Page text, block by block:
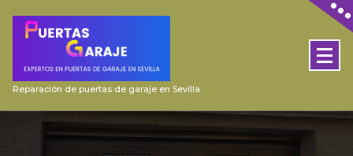
Reparación de puertas de garaje en Sevilla